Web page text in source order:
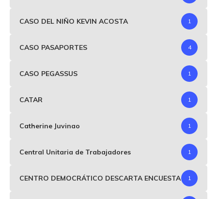
CASO DEL NIÑO KEVIN ACOSTA 1
CASO PASAPORTES 4
CASO PEGASSUS 1
CATAR 1
Catherine Juvinao 1
Central Unitaria de Trabajadores 1
CENTRO DEMOCRÁTICO DESCARTA ENCUESTA 1